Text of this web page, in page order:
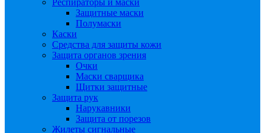
Респираторы и маски
Защитные маски
Полумаски
Каски
Средства для защиты кожи
Защита органов зрения
Очки
Маски сварщика
Щитки защитные
Защита рук
Нарукавники
Защита от порезов
Жилеты сигнальные